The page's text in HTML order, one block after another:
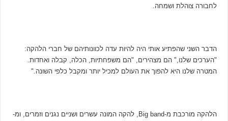
לחבורה צוהלת ושמחה.
הדבר השני שהפתיע אותי היה להיות עדה לכוונותיהם של חברי הלהקה:
"הערכים שלנו," הם מצהירים, "הם משפחתיות, הכלה, קבלה ואחדות.
המטרה שלנו היא להפוך את העולם למכיל יותר ומקבל כלפי השונה."
הלהקה מורכבת מ-Big band, להקה המונה עשרים ושניים נגנים וזמרים, ומ-